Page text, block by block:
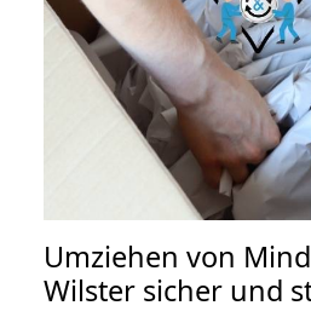
Umziehen von
Wilster sicher und